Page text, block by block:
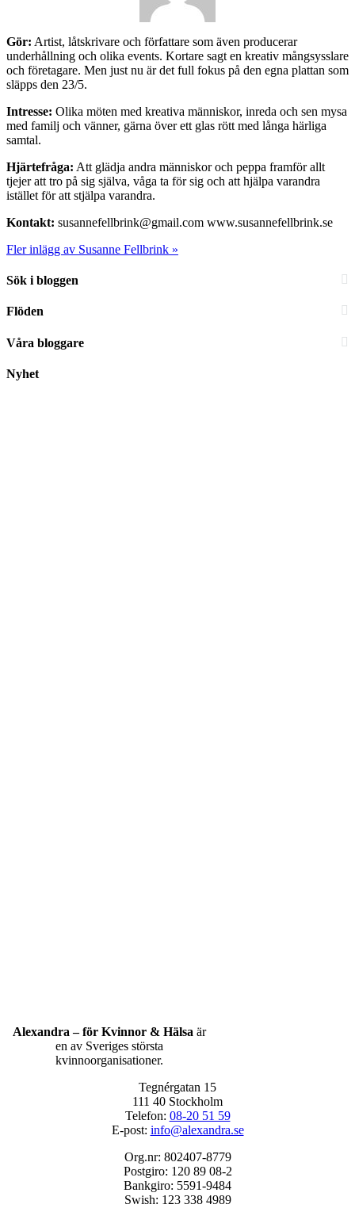
Gör: Artist, låtskrivare och författare som även producerar
underhållning och olika events. Kortare sagt en kreativ mångsysslare
och företagare. Men just nu är det full fokus på den egna plattan som
släpps den 23/5.
Intresse: Olika möten med kreativa människor, inreda och sen mysa
med familj och vänner, gärna över ett glas rött med långa härliga
samtal.
Hjärtefråga: Att glädja andra människor och peppa framför allt
tjejer att tro på sig själva, våga ta för sig och att hjälpa varandra
istället för att stjälpa varandra.
Kontakt: susannefellbrink@gmail.com www.susannefellbrink.se
Fler inlägg av Susanne Fellbrink »
Sök i bloggen
Flöden
Våra bloggare
Nyhet
Alexandra – för Kvinnor & Hälsa är
en av Sveriges största
kvinnoorganisationer.
Tegnérgatan 15
111 40 Stockholm
Telefon: 08-20 51 59
E-post: info@alexandra.se
Org.nr: 802407-8779
Postgiro: 120 89 08-2
Bankgiro: 5591-9484
Swish: 123 338 4989